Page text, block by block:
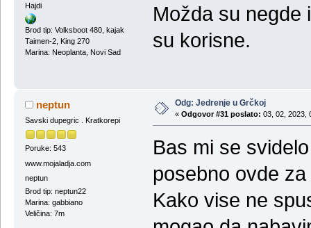
Hajdi
Brod tip: Volksboot 480, kajak
Taimen-2, King 270
Marina: Neoplanta, Novi Sad
Možda su negde
su korisne.
neptun
Savski dupegric . Kratkorepi
Poruke: 543
www.mojaladja.com
neptun
Brod tip: neptun22
Marina: gabbiano
Veličina: 7m
Odg: Jedrenje u Grčkoj
« Odgovor #31 poslato: 03, 02, 2023,
Bas mi se
posebno ovde
Kako vise ne